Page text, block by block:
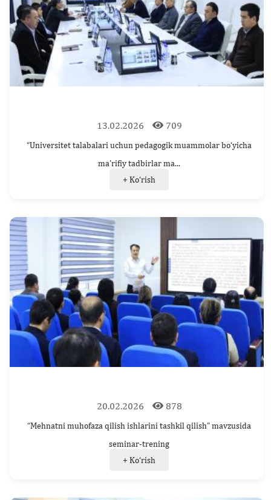
13.02.2026 709
“Universitet talabalari uchun pedagogik muammolar bo‘yicha
ma’rifiy tadbirlar ma...
+ Ko‘rish
20.02.2026 878
“Mehnatni muhofaza qilish ishlarini tashkil qilish” mavzusida
seminar-trening
+ Ko‘rish